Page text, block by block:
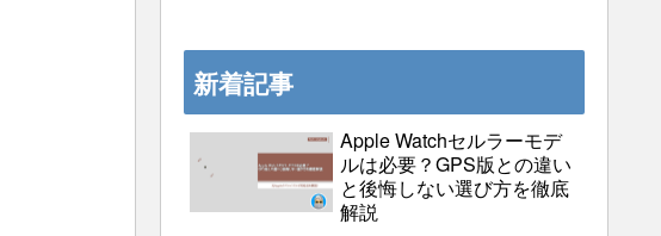
新着記事
Apple Watchセルラーモデ
ルは必要？GPS版との違い
と後悔しない選び方を徹底
解説